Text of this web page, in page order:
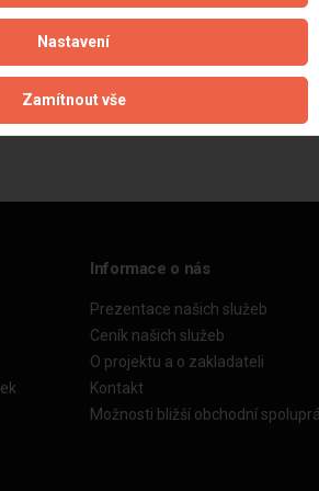
z portálu ARES dne 30.12.2023 15:15:10
Informace o nás
Prezentace našich služeb
Ceník našich služeb
O projektu a o zakladateli
Kontakt
Možnosti bližší obchodní
Nastavení
Zamítnout vše